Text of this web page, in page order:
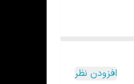
افزودن نظر